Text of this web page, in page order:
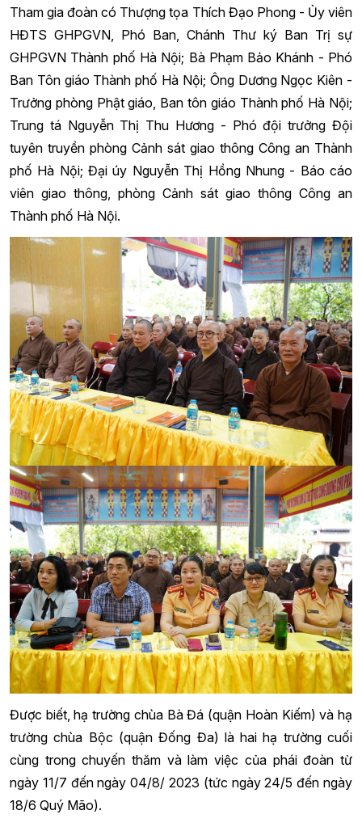
Tham gia đoàn có Thượng tọa Thích Đạo Phong - Ủy viên
HĐTS GHPGVN, Phó Ban, Chánh Thư ký Ban Trị sự
GHPGVN Thành phố Hà Nội; Bà Phạm Bảo Khánh - Phó
Ban Tôn giáo Thành phố Hà Nội; Ông Dương Ngọc Kiên -
Trưởng phòng Phật giáo, Ban tôn giáo Thành phố Hà Nội;
Trung tá Nguyễn Thị Thu Hương - Phó đội trưởng Đội
tuyên truyền phòng Cảnh sát giao thông Công an Thành
phố Hà Nội; Đại úy Nguyễn Thị Hồng Nhung - Báo cáo
viên giao thông, phòng Cảnh sát giao thông Công an
Thành phố Hà Nội.
Được biết, hạ trường chùa Bà Đá (quận Hoàn Kiếm) và hạ
trường chùa Bộc (quận Đống Đa) là hai hạ trường cuối
cùng trong chuyến thăm và làm việc của phái đoàn từ
ngày 11/7 đến ngày 04/8/ 2023 (tức ngày 24/5 đến ngày
18/6 Quý Mão).